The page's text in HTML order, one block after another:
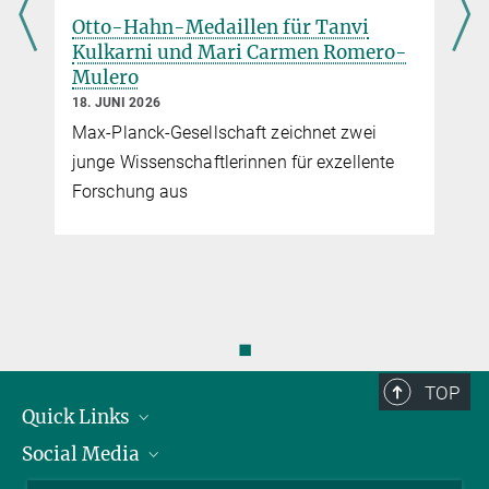
Eine Hausordnung für Haushaltsgene
4. MÄRZ 2019
Max-Planck-Forscher zeigen, wie die DNA für die Transkription
wichtiger Gene zugänglich gemacht wird
Otto-Hahn-Medaillen für Tanvi
Kulkarni und Mari Carmen Romero-
Mulero
18. JUNI 2026
Max-Planck-Gesellschaft zeichnet zwei
junge Wissenschaftlerinnen für exzellente
Forschung aus
◼
TOP
Quick Links
Forschungsgruppen
Social Media